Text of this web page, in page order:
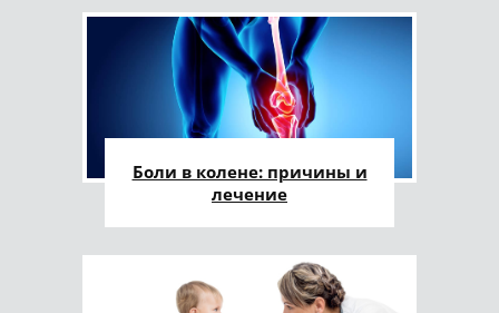
Боли в колене: причины и
лечение